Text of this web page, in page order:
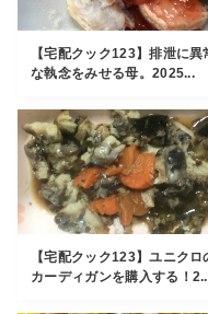
【宅配クック123】排泄に異
な執念をみせる母。2025...
【宅配クック123】ユニクロ
カーディガンを購入する！